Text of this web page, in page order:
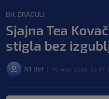
BH. DRAGULJ
Sjajna Tea
stigla bez
N1 BiH 19. maj. 2026. 22:31